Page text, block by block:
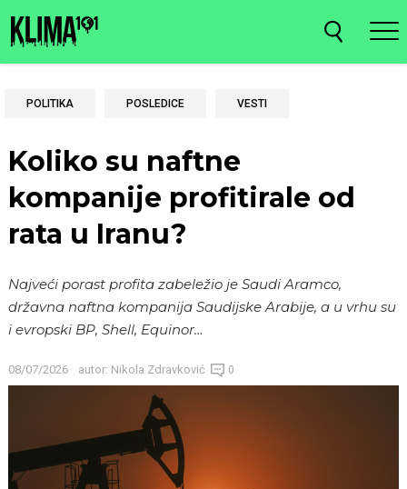
POLITIKA POSLEDICE VESTI
Koliko su naftne
kompanije profitirale od
rata u Iranu?
Najveći porast profita zabeležio je Saudi Aramco,
državna naftna kompanija Saudijske Arabije, a u vrhu su
i evropski BP, Shell, Equinor…
08/07/2026 autor: Nikola Zdravković 0